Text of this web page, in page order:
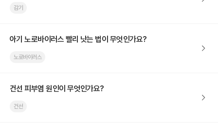
감기
아기 노로바이러스 빨리 낫는 법이 무엇인가요?
노로바이러스
건선 피부염 원인이 무엇인가요?
건선